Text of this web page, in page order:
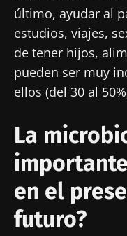
último, ayudar al
estudios, viajes,
de tener hijos,
pueden ser muy
ellos (del 30 al
La
en el
futuro?
¡No
Únase a la
profesionales